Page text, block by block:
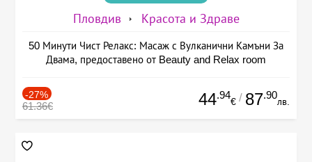
Пловдив Красота и Здраве
50 Минути Чист Релакс: Масаж с Вулканични Камъни За
Двама, предоставено от Beauty and Relax room
-27%
61.36€ 44.94
€ / 87.90
лв.